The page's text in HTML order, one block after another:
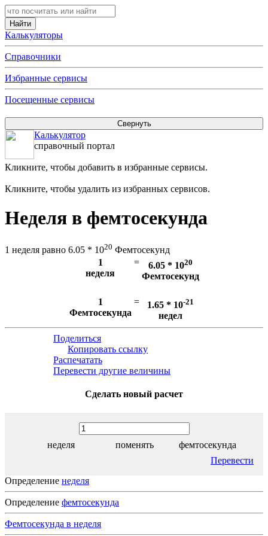
Калькуляторы
Справочники
Избранные сервисы
Посещенные сервисы
Калькулятор
справочный портал
Кликните, чтобы добавить в избранные сервисы.
Кликните, чтобы удалить из избранных сервисов.
Неделя в фемтосекунда
1 неделя равно 6.05 * 1020 Фемтосекунд
1
неделя
= 6.05 * 1020
Фемтосекунд
1
Фемтосекунда
= 1.65 * 10-21
недел
Поделиться
Копировать ссылку
Распечатать
Перевести другие величины
Сделать новый расчет
неделя поменять
фемтосекунда
Перевести
Определение неделя
Определение фемтосекунда
Фемтосекунда в неделя